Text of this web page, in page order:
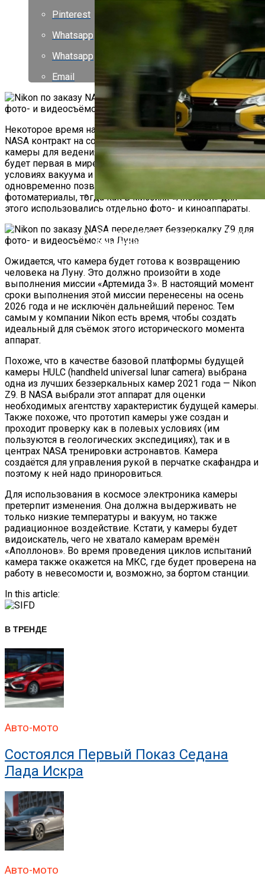
В США Взлетели Продажи Компактных
Автопробег Среднетоннажных
Финишной Прямой!
Pinterest
Whatsapp
Whatsapp
Email
Некоторое время назад компания Nikon подписала с
NASA контракт на создание цифровой беззеркальной
камеры для ведения съёмок на лунной поверхности. Это
будет первая в мире беззеркалка для работы в
условиях вакуума и низких температур. Она
одновременно позволит астронавтам снимать видо- и
фотоматериалы, тогда как в миссиях «Аполлон» для
этого использовались отдельно фото- и киноаппараты.
Ожидается, что камера будет готова к возвращению
человека на Луну. Это должно произойти в ходе
выполнения миссии «Артемида 3». В настоящий момент
сроки выполнения этой миссии перенесены на осень
2026 года и не исключён дальнейший перенос. Тем
самым у компании Nikon есть время, чтобы создать
идеальный для съёмок этого исторического момента
аппарат.
Похоже, что в качестве базовой платформы будущей
камеры HULC (handheld universal lunar camera) выбрана
одна из лучших беззеркальных камер 2021 года — Nikon
Z9. В NASA выбрали этот аппарат для оценки
необходимых агентству характеристик будущей камеры.
Также похоже, что прототип камеры уже создан и
проходит проверку как в полевых условиях (им
пользуются в геологических экспедициях), так и в
центрах NASA тренировки астронавтов. Камера
создаётся для управления рукой в перчатке скафандра и
поэтому к ней надо приноровиться.
Для использования в космосе электроника камеры
претерпит изменения. Она должна выдерживать не
только низкие температуры и вакуум, но также
радиационное воздействие. Кстати, у камеры будет
видоискатель, чего не хватало камерам времён
«Аполлонов». Во время проведения циклов испытаний
камера также окажется на МКС, где будет проверена на
работу в невесомости и, возможно, за бортом станции.
In this article:
В ТРЕНДЕ
Авто-мото
Состоялся Первый Показ Седана
Лада Искра
Авто-мото